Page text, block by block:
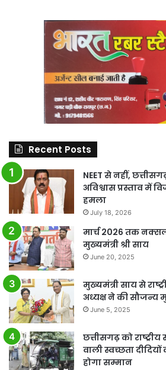
Recent Posts
NEET से नहीं,
अविश्वास प्रस्ताव में
हमला
July 18, 2026
मार्च 2026 तक
मुख्यमंत्री श्री साय
June 20, 2025
मुख्यमंत्री साय से
अध्यक्ष ने की सौजन्य
June 5, 2025
छत्तीसगढ़ को
वाली स्वच्छता
होगा सम्मान